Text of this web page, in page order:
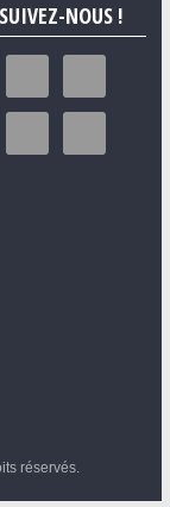
SUIVEZ-NOUS !
réservés.